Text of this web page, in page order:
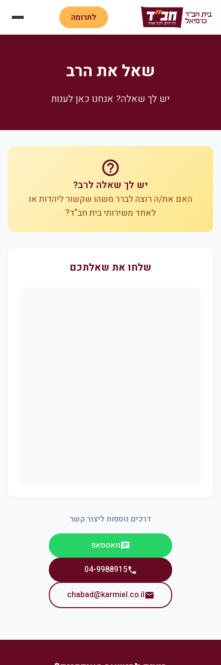
לתרומה
שאל את הרב
יש לך שאלה? אנחנו כאן לענות
help_outline
יש לך שאלה לרב?
האם את/ה רוצה לברר משהו שקשור ליהדות או
לאחד משירותי בית חב"ד?
שלחו את שאלתכם
דרכים נוספות ליצור קשר
chatוואטסאפ
phone
04-9988915
email
chabad@karmiel.co.il